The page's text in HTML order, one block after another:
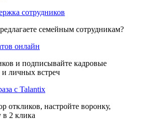
сотрудников
семейным сотрудникам?
онлайн
и подписывайте кадровые
и личных встреч
с Talantix
откликов, настройте воронку,
в 2 клика